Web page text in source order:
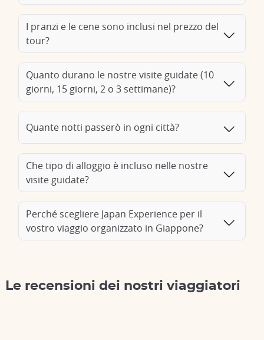
I pranzi e le cene sono inclusi nel prezzo del
tour?
Quanto durano le nostre visite guidate (10
giorni, 15 giorni, 2 o 3 settimane)?
Quante notti passerò in ogni città?
Che tipo di alloggio è incluso nelle nostre
visite guidate?
Perché scegliere Japan Experience per il
vostro viaggio organizzato in Giappone?
Le recensioni dei nostri viaggiatori